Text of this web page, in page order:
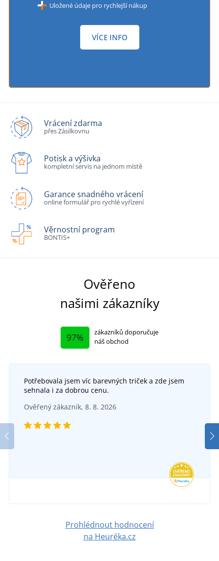
Uložené údaje pro rychlejší nákup
VÍCE INFO
Vrácení zdarma
přes Zásilkovnu
Potisk a výšivka
kompletní servis na jednom místě
Garance snadného vrácení
online formulář pro rychlé vyřízení
Věrnostní program
BONTIS+
Ověřeno
našimi zákazníky
97%
zákazníků doporučuje
náš obchod
Potřebovala jsem víc barevných triček a zde jsem
sehnala i za dobrou cenu.
Ověřený zákazník, 8. 8. 2026
Prohlédnout hodnocení
na Heuréka.cz